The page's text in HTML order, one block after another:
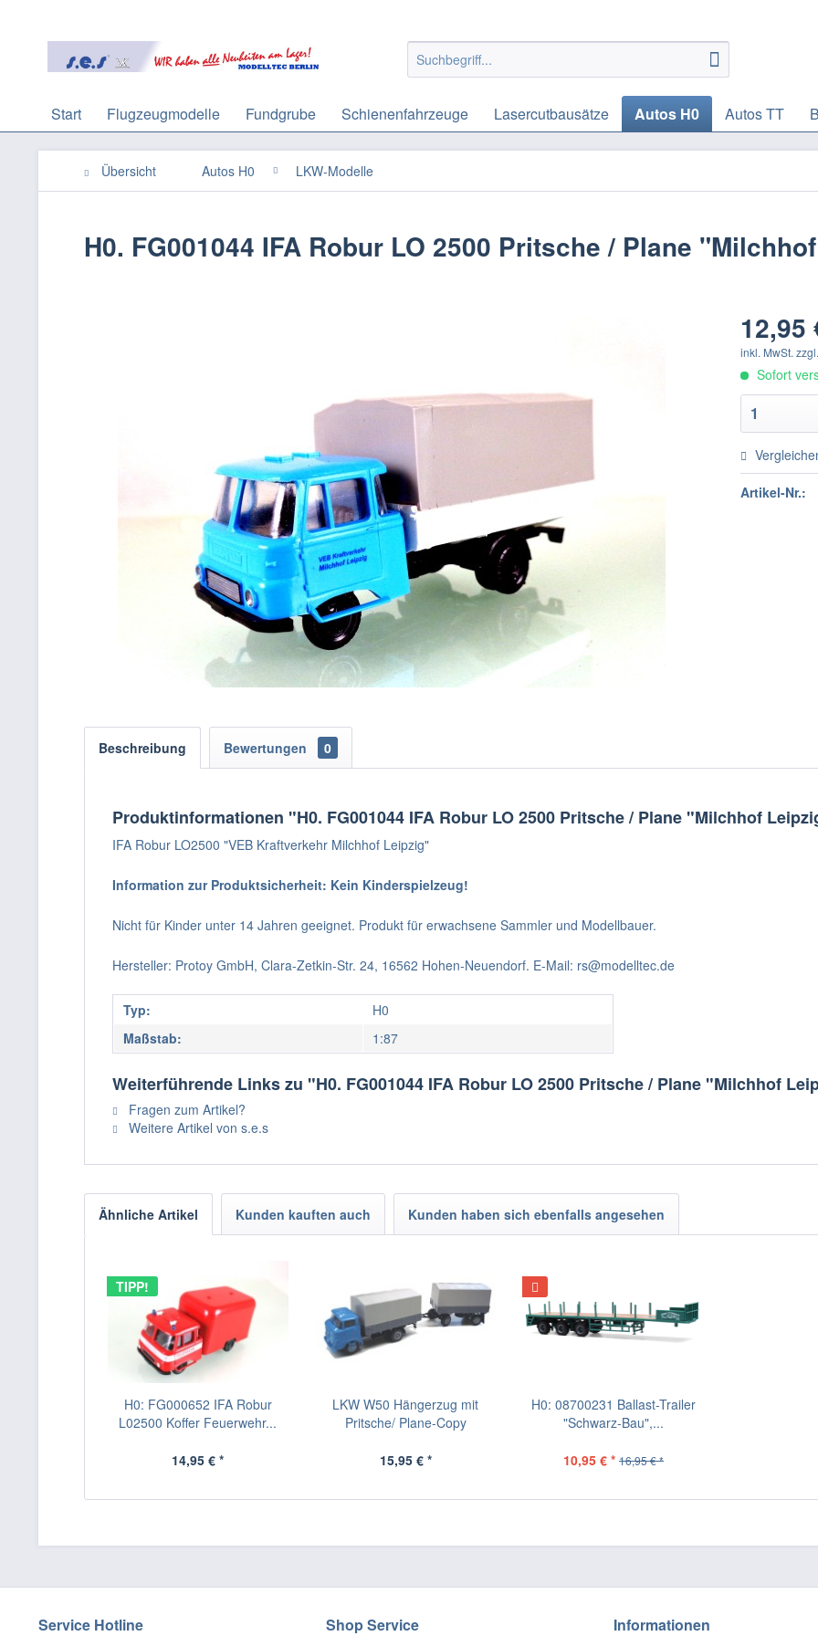
Start Flugzeugmodelle Fundgrube Schienenfahrzeuge Lasercutbausätze Autos H0 Autos TT
Übersicht Autos H0 LKW-Modelle
H0. FG001044 IFA Robur LO 2500 Pritsche / Plane
12,95
inkl. MwSt.
Sofort
Artikel-Nr.:
Beschreibung Bewertungen 0
Produktinformationen "H0. FG001044 IFA Robur LO 2500 Pritsche / Plane "Milchhof
IFA Robur LO2500 "VEB Kraftverkehr Milchhof Leipzig"
Information zur Produktsicherheit: Kein Kinderspielzeug!
Nicht für Kinder unter 14 Jahren geeignet. Produkt für erwachsene Sammler und Modellbauer.
Hersteller: Protoy GmbH, Clara-Zetkin-Str. 24, 16562 Hohen-Neuendorf. E-Mail: rs@modelltec.de
Typ:
H0
Maßstab:
1:87
Weiterführende Links zu "H0. FG001044 IFA Robur LO 2500 Pritsche / Plane "Milchhof
Fragen zum Artikel?
Weitere Artikel von s.e.s
Ähnliche Artikel Kunden kauften auch Kunden haben sich ebenfalls angesehen
TIPP!
H0: FG000652 IFA Robur
L02500 Koffer Feuerwehr...
14,95 € *
LKW W50 Hängerzug mit
Pritsche/ Plane-Copy
15,95 € *
H0: 08700231 Ballast-Trailer
"Schwarz-Bau",...
10,95 € * 16,95 € *
Service Hotline Shop Service Informationen